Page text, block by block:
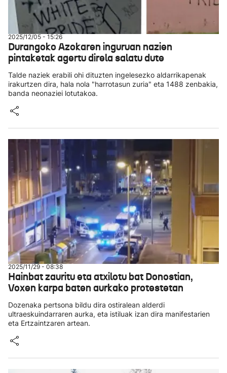
2025/12/05 - 15:26
Durangoko Azokaren inguruan nazien
pintaketak agertu direla salatu dute
Talde naziek erabili ohi dituzten ingelesezko aldarrikapenak
irakurtzen dira, hala nola "harrotasun zuria" eta 1488 zenbakia,
banda neonaziei lotutakoa.
2025/11/29 - 08:38
Hainbat zauritu eta atxilotu bat Donostian,
Voxen karpa baten aurkako protestetan
Dozenaka pertsona bildu dira ostiralean alderdi
ultraeskuindarraren aurka, eta istiluak izan dira manifestarien
eta Ertzaintzaren artean.